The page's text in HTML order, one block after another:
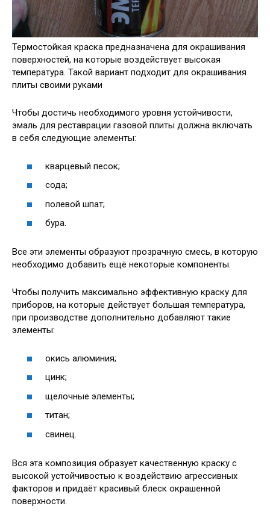
Термостойкая краска предназначена для окрашивания
поверхностей, на которые воздействует высокая
температура. Такой вариант подходит для окрашивания
плиты своими руками
Чтобы достичь необходимого уровня устойчивости,
эмаль для реставрации газовой плиты должна включать
в себя следующие элементы:
кварцевый песок;
сода;
полевой шпат;
бура.
Все эти элементы образуют прозрачную смесь, в которую
необходимо добавить ещё некоторые компоненты.
Чтобы получить максимально эффективную краску для
приборов, на которые действует большая температура,
при производстве дополнительно добавляют такие
элементы:
окись алюминия;
цинк;
щелочные элементы;
титан;
свинец.
Вся эта композиция образует качественную краску с
высокой устойчивостью к воздействию агрессивных
факторов и придаёт красивый блеск окрашенной
поверхности.